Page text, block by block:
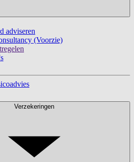
adviseren
(Voorzie)
Verzekeringen